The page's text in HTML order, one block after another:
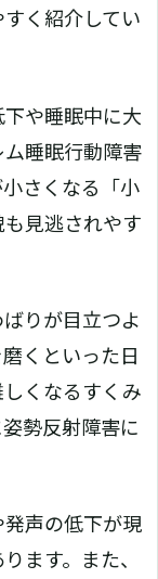
く紹介してい
や睡眠中に大
睡眠行動障害
さくなる「小
見逃されやす
りが目立つよ
くといった日
くなるすくみ
勢反射障害に
声の低下が現
ます。また、